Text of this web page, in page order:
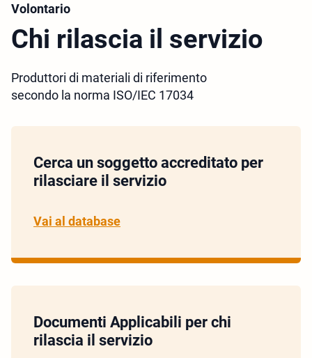
Volontario
Chi rilascia il servizio
Produttori di materiali di riferimento
secondo la norma ISO/IEC 17034
Cerca un soggetto accreditato per
rilasciare il servizio
Vai al database
Documenti Applicabili per chi
rilascia il servizio